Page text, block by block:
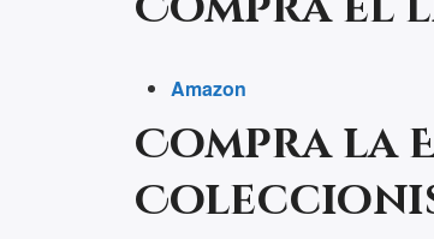
Amazon
Compra la